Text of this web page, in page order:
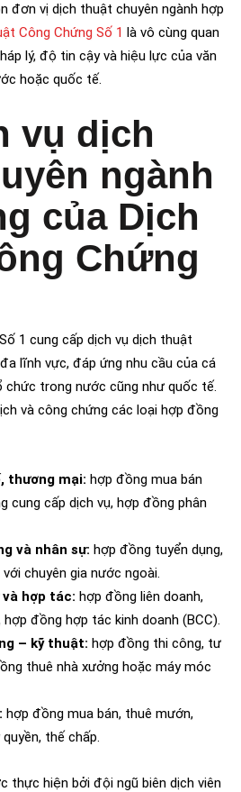
đơn vị dịch thuật chuyên ngành hợp
Công Chứng Số 1 là vô cùng quan
lý, độ tin cậy và hiệu lực của văn
hoặc quốc tế.
vụ dịch
ngành
của Dịch
Chứng
1 cung cấp dịch vụ dịch thuật
lĩnh vực, đáp ứng nhu cầu của cá
chức trong nước cũng như quốc tế.
và công chứng các loại hợp đồng
thương mại: hợp đồng mua bán
cung cấp dịch vụ, hợp đồng phân
và nhân sự: hợp đồng tuyển dụng,
chuyên gia nước ngoài.
hợp tác: hợp đồng liên doanh,
đồng hợp tác kinh doanh (BCC).
– kỹ thuật: hợp đồng thi công, tư
thuê nhà xưởng hoặc máy móc
hợp đồng mua bán, thuê mướn,
thế chấp.
thực hiện bởi đội ngũ biên dịch viên